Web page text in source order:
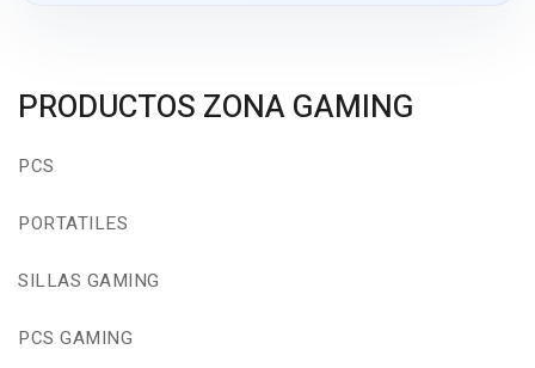
PRODUCTOS ZONA GAMING
PCS
PORTATILES
SILLAS GAMING
PCS GAMING